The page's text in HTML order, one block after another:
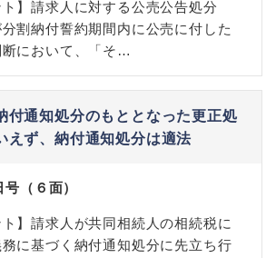
ト】請求人に対する公売公告処分
割納付誓約期間内に公売に付した
断において、「そ…
付通知処分のもととなった更正処
えず、納付通知処分は適法
（６面）
ト】請求人が共同相続人の相続税に
に基づく納付通知処分に先立ち行